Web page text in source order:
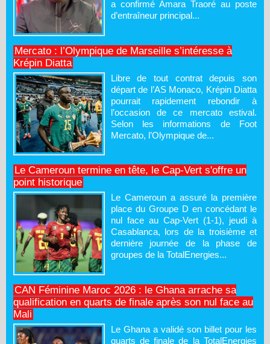
a confirmé Amara Traoré au poste
d’entraîneur principal...
Mercato : l’Olympique de Marseille s’intéresse à
Krépin Diatta
Libre de tout contrat depuis son
départ de l’AS Monaco, Krépin Diatta
pourrait rapidement rebondir à
l’occasion de ce mercato estival.
Selon les informations de Foot
Mercato, l’Olympique de...
Le Cameroun termine en tête, le Cap-Vert s'offre un
point historique
Le Cameroun a assuré la première
place du Groupe D en concédant le
nul face au Cap-Vert (1-1), jeudi à
Casablanca, lors de la troisième et
dernière journée de la phase de
groupes de la TotalEnergies...
CAN Féminine Maroc 2026 : le Ghana arrache sa
qualification en quarts de finale après son nul face au
Mali
Le Ghana a validé son billet pour les
quarts de finale de la TotalEnergies